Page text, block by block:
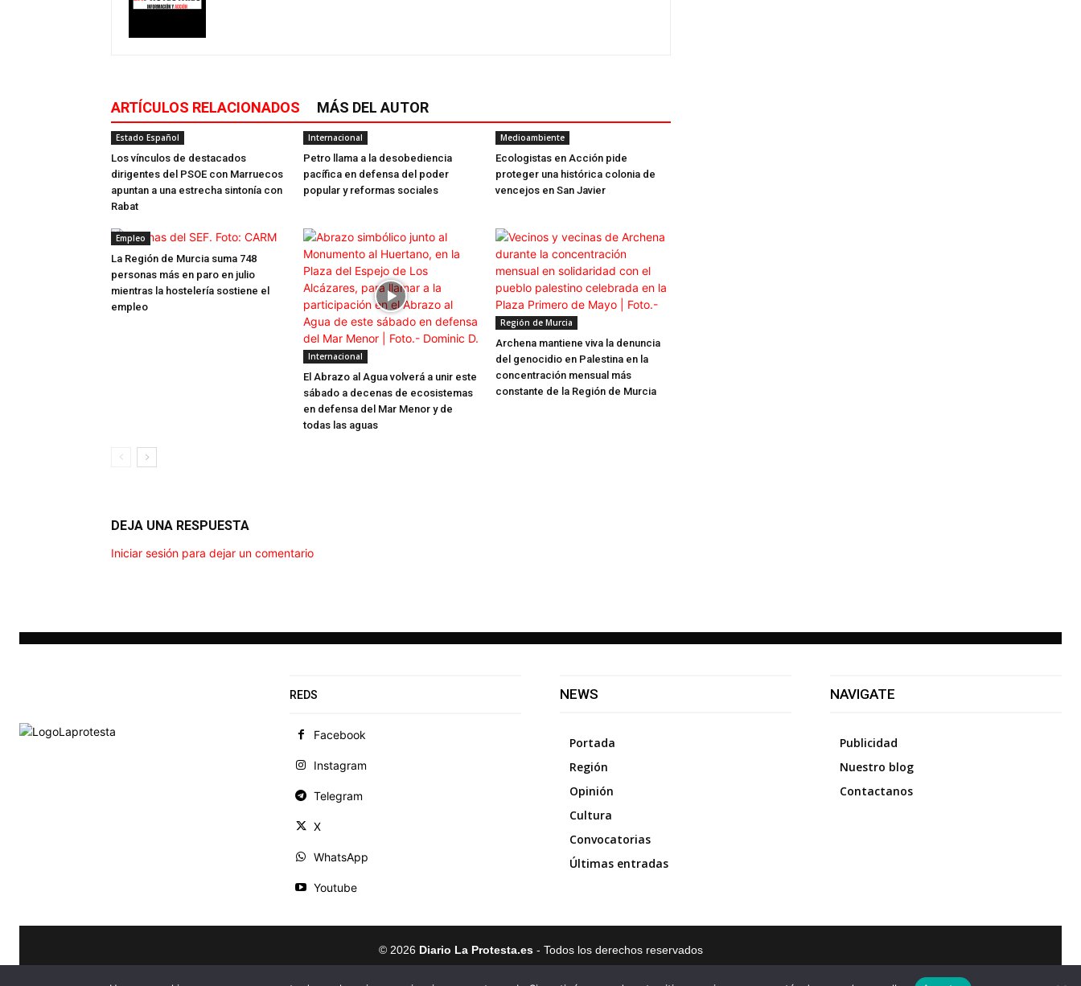
ARTÍCULOS RELACIONADOS MÁS DEL AUTOR
Estado Español
Los vínculos de destacados
dirigentes del PSOE con Marruecos
apuntan a una estrecha sintonía con
Rabat
Internacional
Petro llama a la desobediencia
pacífica en defensa del poder
popular y reformas sociales
Medioambiente
Ecologistas en Acción pide
proteger una histórica colonia de
vencejos en San Javier
Empleo
La Región de Murcia suma 748
personas más en paro en julio
mientras la hostelería sostiene el
empleo
Internacional
El Abrazo al Agua volverá a unir este
sábado a decenas de ecosistemas
en defensa del Mar Menor y de
todas las aguas
Región de Murcia
Archena mantiene viva la denuncia
del genocidio en Palestina en la
concentración mensual más
constante de la Región de Murcia
DEJA UNA RESPUESTA
Iniciar sesión para dejar un comentario
REDS
Facebook
Instagram
Telegram
X
WhatsApp
Youtube
NEWS
Portada
Región
Opinión
Cultura
Convocatorias
Últimas entradas
NAVIGATE
Publicidad
Nuestro blog
Contactanos
© 2026 Diario La Protesta.es - Todos los derechos reservados